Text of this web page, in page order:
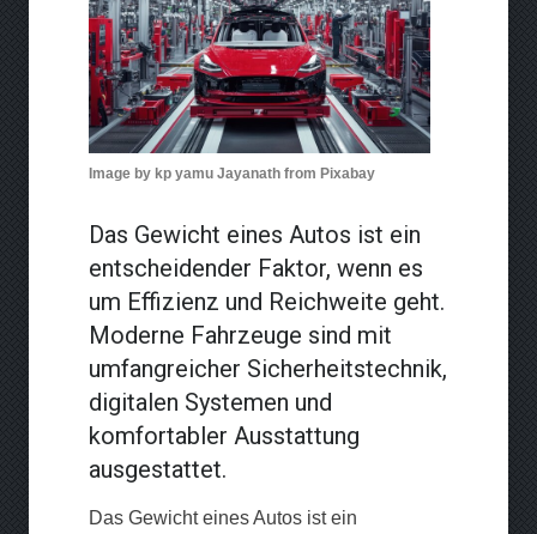
Image by kp yamu Jayanath from Pixabay
Das Gewicht eines Autos ist ein
entscheidender Faktor, wenn es
um Effizienz und Reichweite geht.
Moderne Fahrzeuge sind mit
umfangreicher Sicherheitstechnik,
digitalen Systemen und
komfortabler Ausstattung
ausgestattet.
Das Gewicht eines Autos ist ein